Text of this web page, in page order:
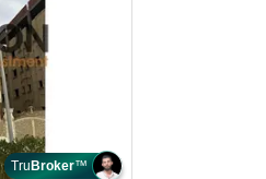
TruBroker™